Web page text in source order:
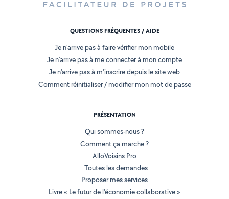
QUESTIONS FRÉQUENTES / AIDE
Je n'arrive pas à faire vérifier mon mobile
Je n'arrive pas à me connecter à mon compte
Je n'arrive pas à m'inscrire depuis le site web
Comment réinitialiser / modifier mon mot de passe
PRÉSENTATION
Qui sommes-nous ?
Comment ça marche ?
AlloVoisins Pro
Toutes les demandes
Proposer mes services
Livre « Le futur de l'économie collaborative »